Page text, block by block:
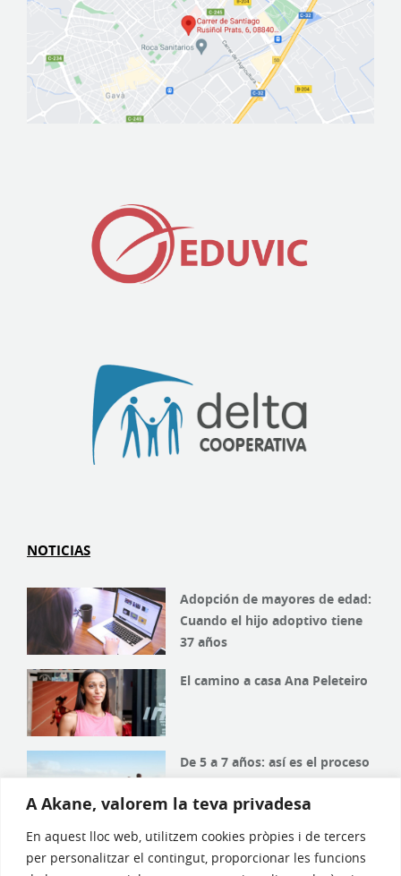
A Akane, valorem la teva privadesa
En aquest lloc web, utilitzem cookies pròpies i de tercers
per personalitzar el contingut, proporcionar les funcions
NOTICIAS
Adopción de mayores de edad:
Cuando el hijo adoptivo tiene
37 años
El camino a casa Ana Peleteiro
De 5 a 7 años: así es el proceso
de adopción en España
El Gobierno aprueba un
decreto para concretar los